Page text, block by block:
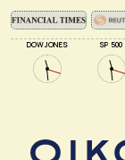
DOW JONES SP 500